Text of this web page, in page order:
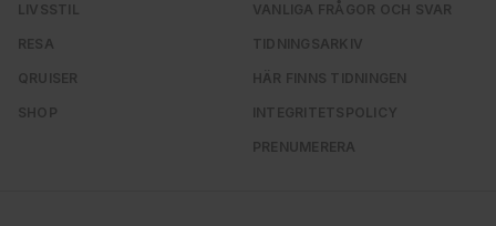
LIVSSTIL
RESA
QRUISER
SHOP
VANLIGA FRÅGOR OCH SVAR
TIDNINGSARKIV
HÄR FINNS TIDNINGEN
INTEGRITETSPOLICY
PRENUMERERA